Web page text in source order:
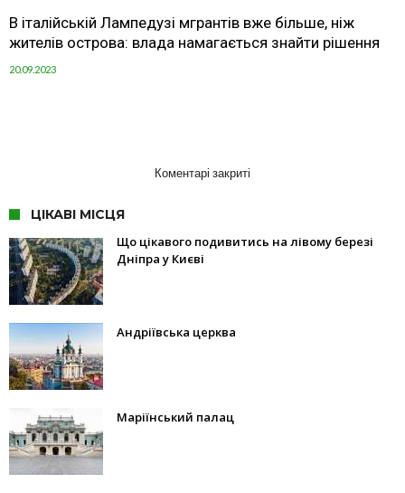
В італійській Лампедузі мгрантів вже більше, ніж
жителів острова: влада намагається знайти рішення
20.09.2023
Коментарі закриті
ЦІКАВІ МІСЦЯ
Що цікавого подивитись на лівому березі
Дніпра у Києві
Андріївська церква
Маріїнський палац